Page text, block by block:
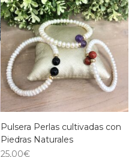
Pulsera Perlas cultivadas con
Piedras Naturales
25,00€